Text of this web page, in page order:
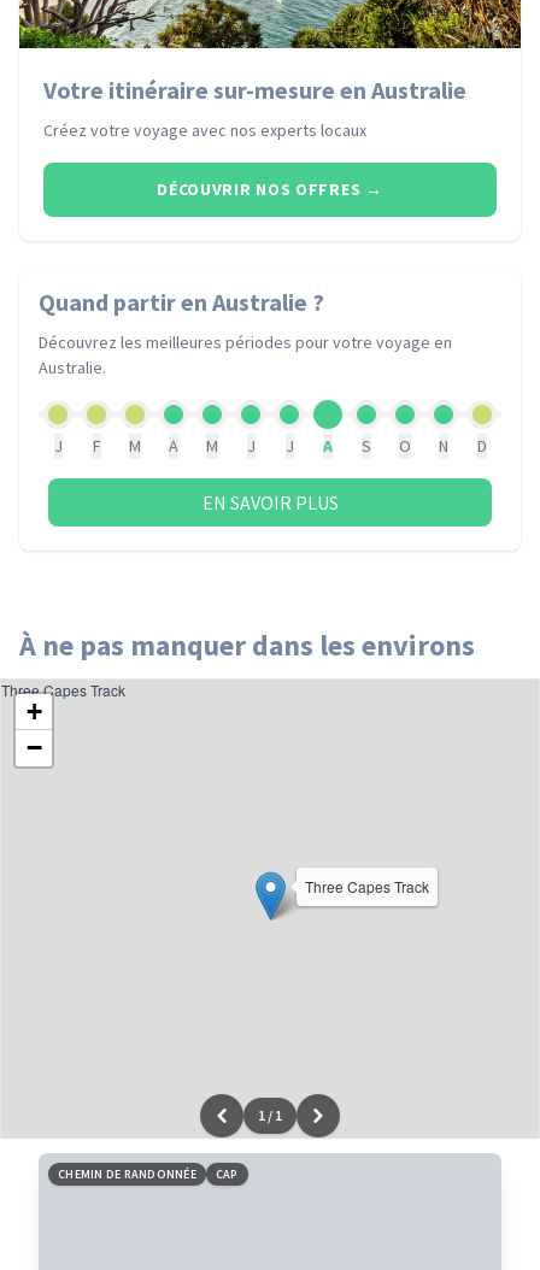
Votre itinéraire sur-mesure en Australie
Créez votre voyage avec nos experts locaux
DÉCOUVRIR NOS OFFRES →
Quand partiren Australie ?
Découvrez les meilleures périodes pour votre voyage en
Australie.
J F M A M J J A S O N D
EN SAVOIR PLUS
À ne pas manquer dans les environs
Three Capes Track
+
−
Leaflet|données ©OpenStreetMap/ODbL - renduOSM France
Three Capes Track
1 / 1
CHEMIN DE RANDONNÉE CAP